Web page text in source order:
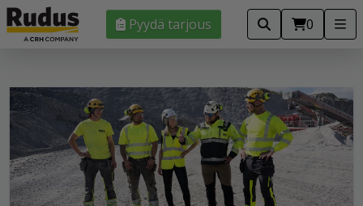
Pyydä tarjous 0